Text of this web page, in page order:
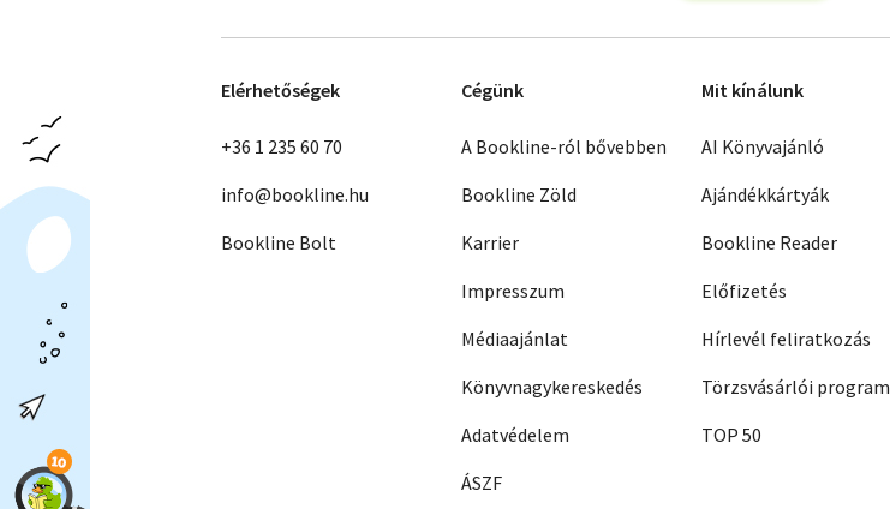
Elérhetőségek
+36 1 235 60 70
info@bookline.hu
Bookline Bolt
Cégünk
A Bookline-ról bővebben
Bookline Zöld
Karrier
Impresszum
Médiaajánlat
Könyvnagykereskedés
Adatvédelem
ÁSZF
Mit kínálunk
AI Könyvajánló
Ajándékkártyák
Bookline Reader
Előfizetés
Hírlevél feliratkozás
Törzsvásárlói program
TOP 50